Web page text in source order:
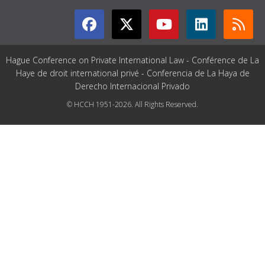
Hague Conference on Private International Law - Conférence de La
Haye de droit international privé - Conferencia de La Haya de
Derecho Internacional Privado
© HCCH 1951-2026. All Rights Reserved.